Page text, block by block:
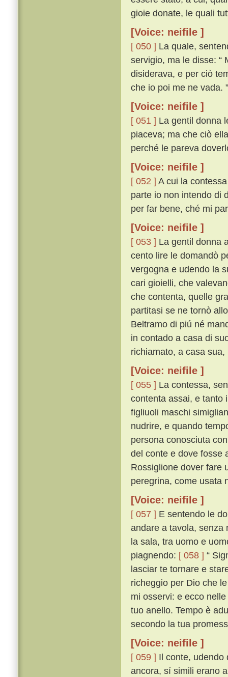
gioie donate, le quali
[Voice: neifile ]
[ 050 ] La quale,
servigio, ma le disse: “
disiderava, e per ciò
che io poi me ne vada. ”
[Voice: neifile ]
[ 051 ] La gentil donna
piaceva; ma che ciò
perché le pareva
[Voice: neifile ]
[ 052 ] A cui la
parte io non intendo di
per far bene, ché mi
[Voice: neifile ]
[ 053 ] La gentil donna
cento lire le domandò
vergogna e udendo la
cari gioielli, che
che contenta, quelle
partitasi se ne tornò
Beltramo di piú né
in contado a casa di
richiamato, a casa
[Voice: neifile ]
[ 055 ] La contessa,
contenta assai, e tanto
figliuoli maschi
nudrire, e quando
persona conosciuta
del conte e dove fosse
Rossiglione dover fare
peregrina, come usata
[Voice: neifile ]
[ 057 ] E sentendo le
andare a tavola, senza
la sala, tra uomo e
piagnendo: [ 058 ] “
lasciar te tornare e
richeggio per Dio che
mi osservi: e ecco
tuo anello. Tempo è
secondo la tua
[Voice: neifile ]
[ 059 ] Il conte, udendo
ancora, sí simili erano